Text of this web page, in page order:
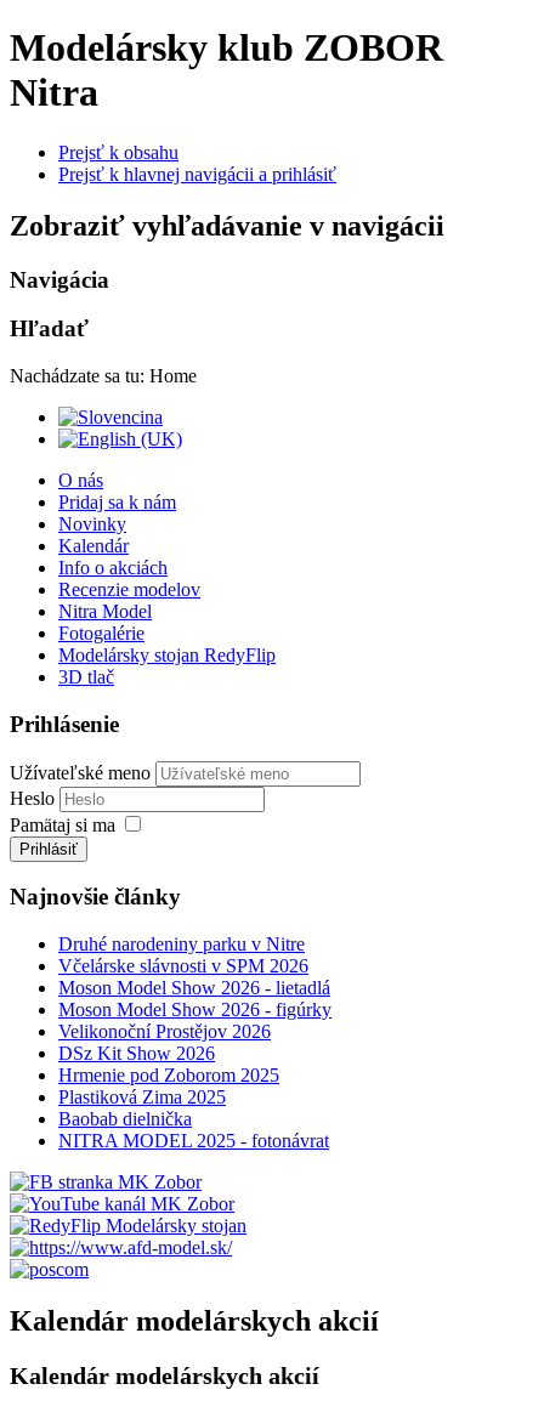
Modelársky klub ZOBOR
Nitra
Prejsť k obsahu
Prejsť k hlavnej navigácii a prihlásiť
Zobraziť vyhľadávanie v navigácii
Navigácia
Hľadať
Nachádzate sa tu: Home
O nás
Pridaj sa k nám
Novinky
Kalendár
Info o akciách
Recenzie modelov
Nitra Model
Fotogalérie
Modelársky stojan RedyFlip
3D tlač
Prihlásenie
Užívateľské meno
Heslo
Pamätaj si ma
Prihlásiť
Najnovšie články
Druhé narodeniny parku v Nitre
Včelárske slávnosti v SPM 2026
Moson Model Show 2026 - lietadlá
Moson Model Show 2026 - figúrky
Velikonoční Prostějov 2026
DSz Kit Show 2026
Hrmenie pod Zoborom 2025
Plastiková Zima 2025
Baobab dielnička
NITRA MODEL 2025 - fotonávrat
Kalendár modelárskych akcií
Kalendár modelárskych akcií